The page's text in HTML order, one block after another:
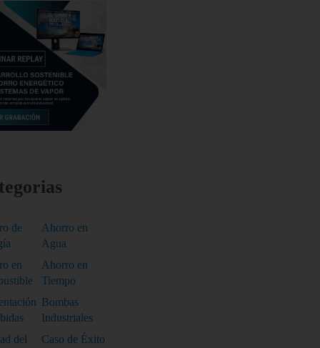
de
Ahorro en
Agua
en
Ahorro en
Tiempo
Bombas
Industriales
del
Caso de Éxito